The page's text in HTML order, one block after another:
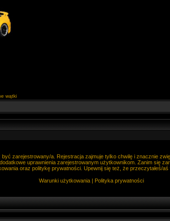
wątki
zarejestrowany/a. Rejestracja zajmuje tylko chwilę i znacznie
uprawnienia zarejestrowanym użytkownikom. Zanim się
oraz politykę prywatności. Upewnij się też, że przeczytałeś/
Warunki użytkowania | Polityka prywatności